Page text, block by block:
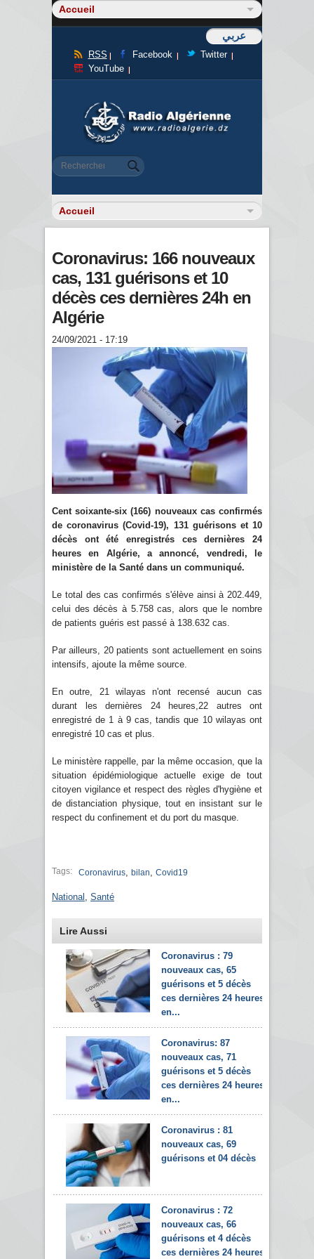
عربي
RSS Facebook
Twitter
YouTube
Formulaire de recherche
Rechercher
Coronavirus: 166 nouveaux
cas, 131 guérisons et 10
décès ces dernières 24h en
Algérie
24/09/2021 - 17:19
Cent soixante-six (166) nouveaux cas confirmés
de coronavirus (Covid-19), 131 guérisons et 10
décès ont été enregistrés ces dernières 24
heures en Algérie, a annoncé, vendredi, le
ministère de la Santé dans un communiqué.
Le total des cas confirmés s'élève ainsi à 202.449,
celui des décès à 5.758 cas, alors que le nombre
de patients guéris est passé à 138.632 cas.
Par ailleurs, 20 patients sont actuellement en soins
intensifs, ajoute la même source.
En outre, 21 wilayas n'ont recensé aucun cas
durant les dernières 24 heures,22 autres ont
enregistré de 1 à 9 cas, tandis que 10 wilayas ont
enregistré 10 cas et plus.
Le ministère rappelle, par la même occasion, que la
situation épidémiologique actuelle exige de tout
citoyen vigilance et respect des règles d'hygiène et
de distanciation physique, tout en insistant sur le
respect du confinement et du port du masque.
Tags: Coronavirus bilan Covid19
National Santé
Lire Aussi
Coronavirus : 79
nouveaux cas, 65
guérisons et 5 décès
ces dernières 24 heures
en...
Coronavirus: 87
nouveaux cas, 71
guérisons et 5 décès
ces dernières 24 heures
en...
Coronavirus : 81
nouveaux cas, 69
guérisons et 04 décès
Coronavirus : 72
nouveaux cas, 66
guérisons et 4 décès
ces dernières 24 heures